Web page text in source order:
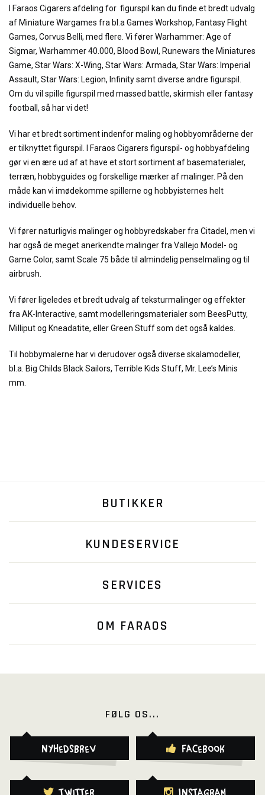
I Faraos Cigarers afdeling for figurspil kan du finde et bredt udvalg
af Miniature Wargames fra bl.a Games Workshop, Fantasy Flight
Games, Corvus Belli, med flere. Vi fører Warhammer: Age of
Sigmar, Warhammer 40.000, Blood Bowl, Runewars the Miniatures
Game, Star Wars: X-Wing, Star Wars: Armada, Star Wars: Imperial
Assault, Star Wars: Legion, Infinity samt diverse andre figurspil.
Om du vil spille figurspil med massed battle, skirmish eller fantasy
football, så har vi det!
Vi har et bredt sortiment indenfor maling og hobbyområderne der
er tilknyttet figurspil. I Faraos Cigarers figurspil- og hobbyafdeling
gør vi en ære ud af at have et stort sortiment af basematerialer,
terræn, hobbyguides og forskellige mærker af malinger. På den
måde kan vi imødekomme spillerne og hobbyisternes helt
individuelle behov.
Vi fører naturligvis malinger og hobbyredskaber fra Citadel, men vi
har også de meget anerkendte malinger fra Vallejo Model- og
Game Color, samt Scale 75 både til almindelig penselmaling og til
airbrush.
Vi fører ligeledes et bredt udvalg af teksturmalinger og effekter
fra AK-Interactive, samt modelleringsmaterialer som BeesPutty,
Milliput og Kneadatite, eller Green Stuff som det også kaldes.
Til hobbymalerne har vi derudover også diverse skalamodeller,
bl.a. Big Childs Black Sailors, Terrible Kids Stuff, Mr. Lee’s Minis
mm.
BUTIKKER
KUNDESERVICE
SERVICES
OM FARAOS
FØLG OS...
Nyhedsbrev Facebook
Twitter Instagram